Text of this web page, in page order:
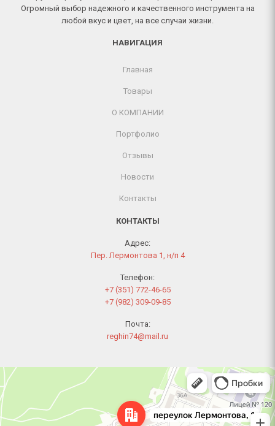
Огромный выбор надежного и качественного инструмента на
любой вкус и цвет, на все случаи жизни.
НАВИГАЦИЯ
Главная
Товары
О КОМПАНИИ
Портфолио
Отзывы
Новости
Контакты
КОНТАКТЫ
Адрес:
Пер. Лермонтова 1, н/п 4
Телефон:
+7 (351) 772-46-65
+7 (982) 309-09-85
Почта:
reghin74@mail.ru
Челябинск
Переулок Лермонтова, 1 — Яндекс Карты